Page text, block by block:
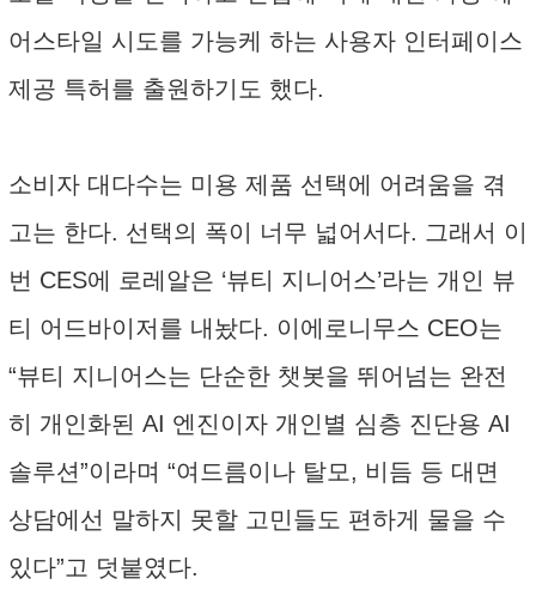
어스타일 시도를 가능케 하는 사용자 인터페이스
제공 특허를 출원하기도 했다.
소비자 대다수는 미용 제품 선택에 어려움을 겪
고는 한다. 선택의 폭이 너무 넓어서다. 그래서 이
번 CES에 로레알은 ‘뷰티 지니어스’라는 개인 뷰
티 어드바이저를 내놨다. 이에로니무스 CEO는
“뷰티 지니어스는 단순한 챗봇을 뛰어넘는 완전
히 개인화된 AI 엔진이자 개인별 심층 진단용 AI
솔루션”이라며 “여드름이나 탈모, 비듬 등 대면
상담에선 말하지 못할 고민들도 편하게 물을 수
있다”고 덧붙였다.